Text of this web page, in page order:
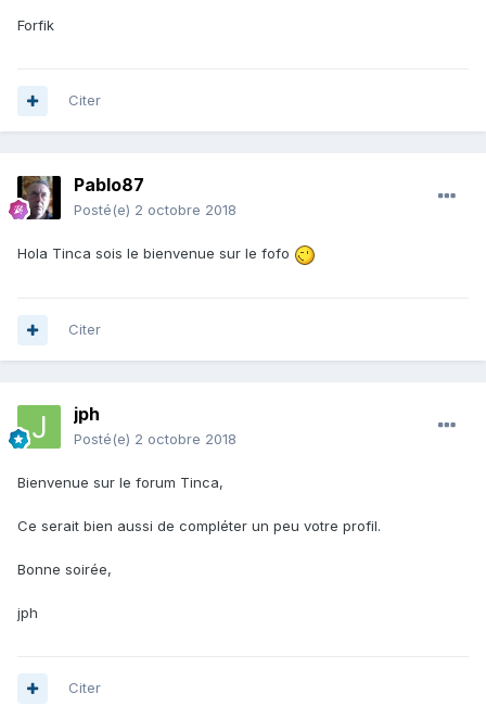
Forfik
Citer
Pablo87
Posté(e) 2 octobre 2018
Hola Tinca sois le bienvenue sur le fofo
Citer
jph
Posté(e) 2 octobre 2018
Bienvenue sur le forum Tinca,
Ce serait bien aussi de compléter un peu votre profil.
Bonne soirée,
jph
Citer